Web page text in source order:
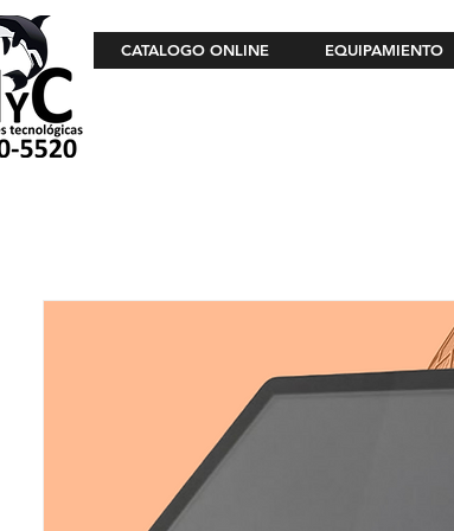
CATALOGO ONLINE EQUIPAMIENTO